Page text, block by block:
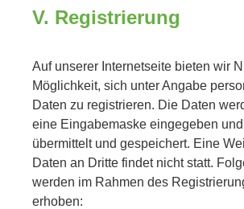
V. Registrierung
Auf unserer Internetseite bieten wir
Möglichkeit, sich unter Angabe
Daten zu registrieren. Die Daten
eine Eingabemaske eingegeben
übermittelt und gespeichert. Eine
Daten an Dritte findet nicht statt.
werden im Rahmen des
erhoben: